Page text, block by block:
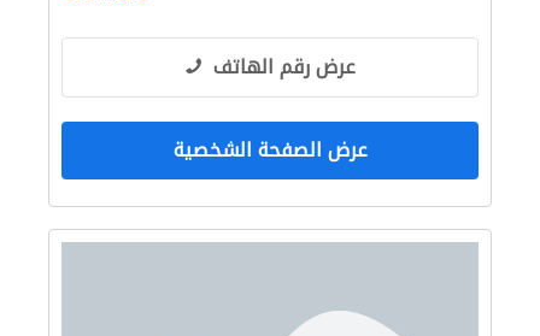
عرض رقم الهاتف
عرض الصفحة الشخصية